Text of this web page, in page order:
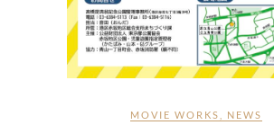
MOVIE WORKS NEWS